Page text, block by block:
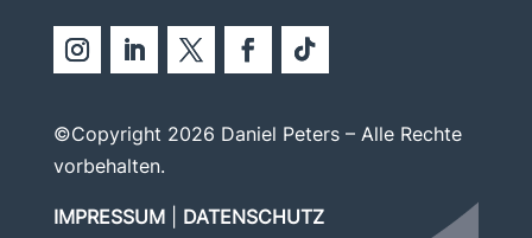
©Copyright 2026 Daniel Peters – Alle Rechte
vorbehalten.
IMPRESSUM| DATENSCHUTZ